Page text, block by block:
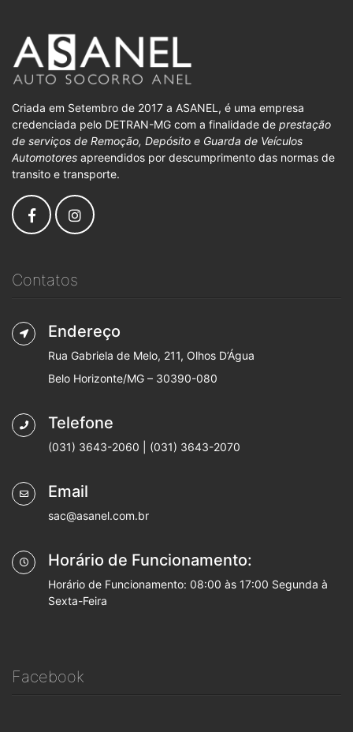
Criada em Setembro de 2017 a ASANEL, é uma empresa
credenciada pelo DETRAN-MG com a finalidade de prestação
de serviços de Remoção, Depósito e Guarda de Veículos
Automotores apreendidos por descumprimento das normas de
transito e transporte.
Contatos
Endereço
Rua Gabriela de Melo, 211, Olhos D’Água
Belo Horizonte/MG – 30390-080
Telefone
(031) 3643-2060 | (031) 3643-2070
Email
sac@asanel.com.br
Horário de Funcionamento:
Horário de Funcionamento: 08:00 às 17:00 Segunda à
Sexta-Feira
Facebook